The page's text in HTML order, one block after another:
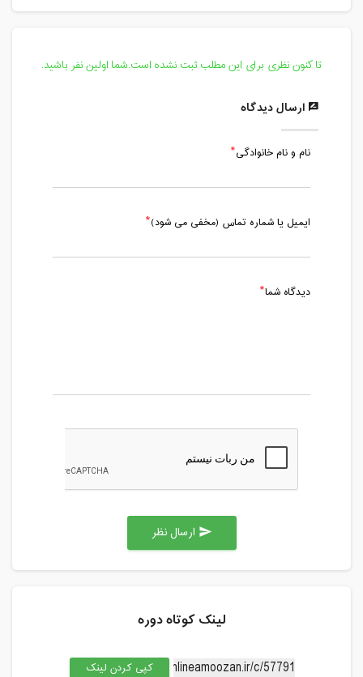
تا کنون نظری برای این مطلب ثبت نشده است.شما اولین نفر باشید.
ارسال دیدگاه
نام و نام خانوادگی
ایمیل یا شماره تماس (مخفی می شود)
دیدگاه شما
send
لینک کوتاه دوره
کپی کردن لینک